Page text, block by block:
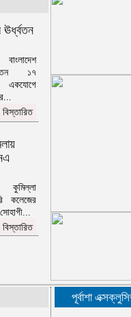
১৭
বিস্তারিত
কুমিল্লা
কলেজের
বিস্তারিত
পূর্বাশা